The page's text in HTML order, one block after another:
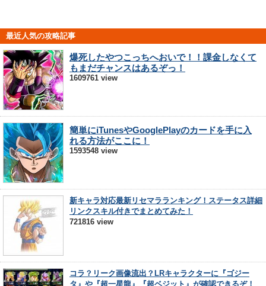
最近人気の攻略記事
爆死したやつこっちへおいで！！課金しなくて
もまだチャンスはあるぞっ！
1609761 view
簡単にiTunesやGooglePlayのカードを手に入
れる方法がここに！
1593548 view
新キャラ対応最新リセマラランキング！ステータス詳細
リンクスキル付きでまとめてみた！
721816 view
コラ？リーク画像流出？LRキャラクターに『ゴジー
タ』や『超一星龍』『超ベジット』が確認できるぞ！